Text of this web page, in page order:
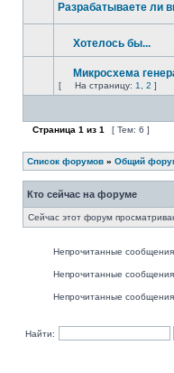
Разрабатываете ли
Хотелось бы...
Микросхема
[ На страницу: 1 2 ]
Страница 1 из 1 [ Тем: 6 ]
Список форумов » Общий
Кто сейчас на форуме
Сейчас этот форум
Непрочитанные сообщения
Непрочитанные
Непрочитанные
Найти: